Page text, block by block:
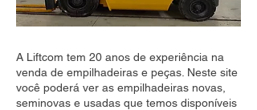
A Liftcom tem 20 anos de experiência na
venda de empilhadeiras e peças. Neste site
você poderá ver as empilhadeiras novas,
seminovas e usadas que temos disponíveis